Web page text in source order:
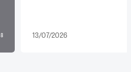
8 13/07/2026